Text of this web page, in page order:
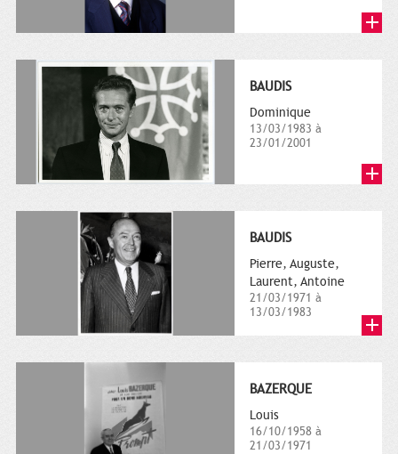
BAUDIS
Dominique
13/03/1983 à
23/01/2001
BAUDIS
Pierre, Auguste,
Laurent, Antoine
21/03/1971 à
13/03/1983
BAZERQUE
Louis
16/10/1958 à
21/03/1971